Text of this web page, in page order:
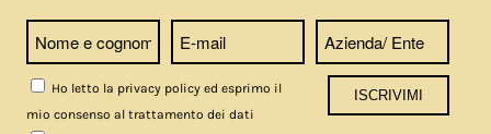
Ho letto la privacy policy ed esprimo il
mio consenso al trattamento dei dati